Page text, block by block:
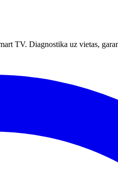
TV. Diagnostika uz vietas,